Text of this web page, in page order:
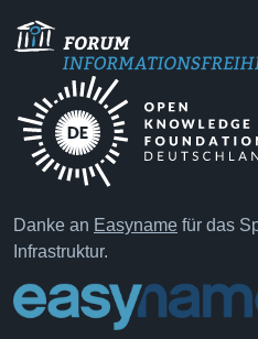
Danke an Easyname für das
Infrastruktur.